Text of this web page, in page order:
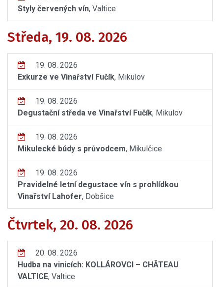
Styly červených vín, Valtice
Středa, 19. 08. 2026
19. 08. 2026
Exkurze ve Vinařství Fučík, Mikulov
19. 08. 2026
Degustační středa ve Vinařství Fučík, Mikulov
19. 08. 2026
Mikulecké búdy s průvodcem, Mikulčice
19. 08. 2026
Pravidelné letní degustace vín s prohlídkou
Vinařství Lahofer, Dobšice
Čtvrtek, 20. 08. 2026
20. 08. 2026
Hudba na vinicích: KOLLÁROVCI – CHÂTEAU
VALTICE, Valtice